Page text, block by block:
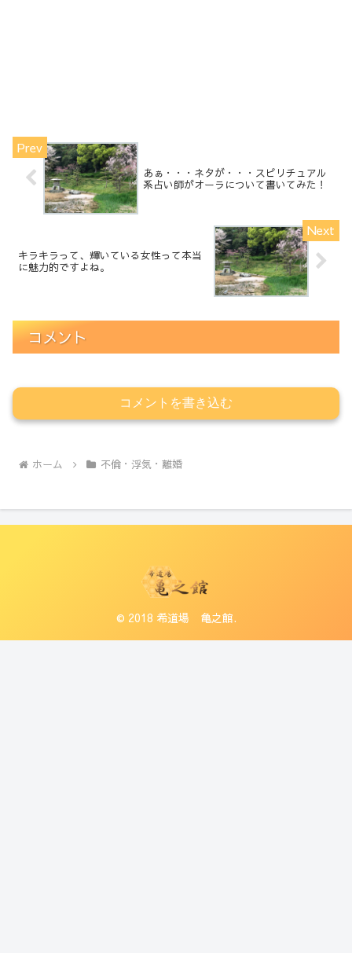
あぁ・・・ネタが・・・スピリチュアル
系占い師がオーラについて書いてみた！
キラキラって、輝いている女性って本当
に魅力的ですよね。
コメント
コメントを書き込む
ホーム 不倫・浮気・離婚
© 2018 希道場 亀之館.